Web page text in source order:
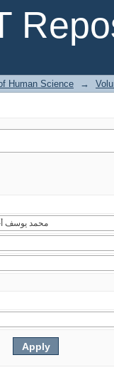
Human Science →